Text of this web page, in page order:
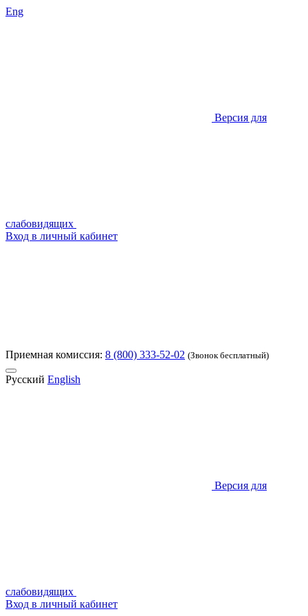
Eng
Версия для
слабовидящих
Вход в личный кабинет
Приемная комиссия: 8 (800) 333-52-02 (Звонок бесплатный)
Русский English
Версия для
слабовидящих
Вход в личный кабинет